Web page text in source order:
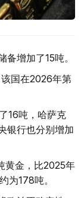
增加了15吨。
国在2026年第
16吨，哈萨克
银行也分别增加
黄金，比2025年
为178吨。